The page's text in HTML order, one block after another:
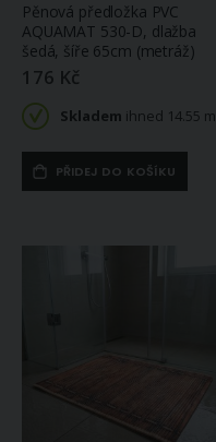
Pěnová předložka PVC
AQUAMAT 530-D, dlažba
šedá, šíře 65cm (metráž)
176 Kč
Skladem ihned 14.55 m
PŘIDEJ DO KOŠÍKU